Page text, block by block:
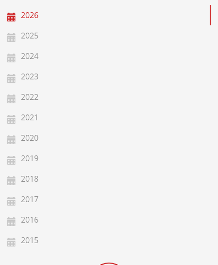
2026
2025
2024
2023
2022
2021
2020
2019
2018
2017
2016
2015